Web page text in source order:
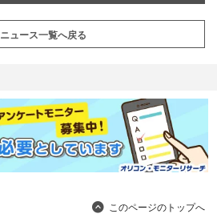
ニュース一覧へ戻る
このページのトップへ